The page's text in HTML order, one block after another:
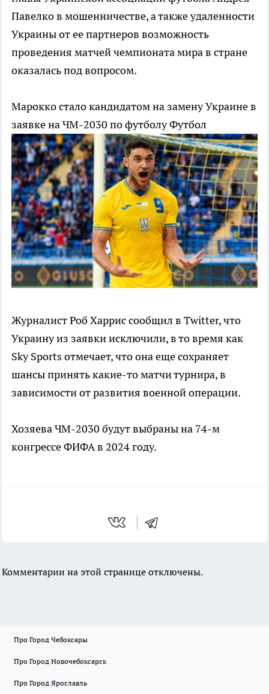
Павелко в мошенничестве, а также удаленности
Украины от ее партнеров возможность
проведения матчей чемпионата мира в стране
оказалась под вопросом.
Марокко стало кандидатом на замену Украине в
заявке на ЧМ-2030 по футболуФутбол
Журналист Роб Харрис сообщил в Twitter, что
Украину из заявки исключили, в то время как
Sky Sports отмечает, что она еще сохраняет
шансы принять какие-то матчи турнира, в
зависимости от развития военной операции.
Хозяева ЧМ-2030 будут выбраны на 74-м
конгрессе ФИФА в 2024 году.
Комментарии на этой странице отключены.
Про Город Чебоксары
Про Город Новочебоксарск
Про Город Ярославль